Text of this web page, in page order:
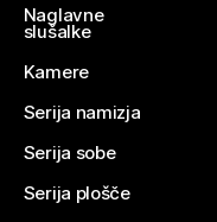
Naglavne
slušalke
Kamere
Serija namizja
Serija sobe
Serija plošče